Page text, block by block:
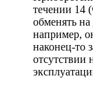
течении 14
обменять на
например,
наконец-то
отсутствии